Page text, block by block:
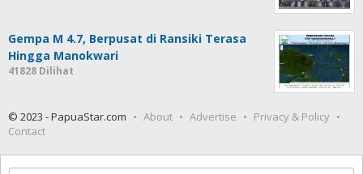
Gempa M 4.7, Berpusat di Ransiki Terasa
Hingga Manokwari
41828 Dilihat
© 2023 - PapuaStar.com About Advertise
Privacy & Policy
Contact